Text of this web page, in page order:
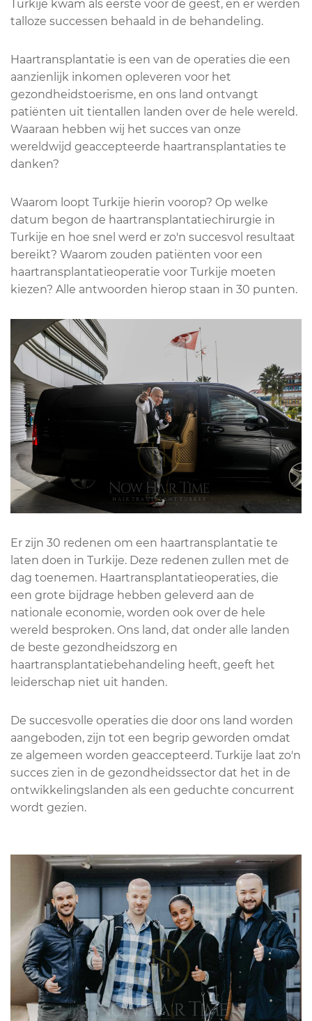
Turkije kwam als eerste voor de geest, en er werden
talloze successen behaald in de behandeling.
Haartransplantatie is een van de operaties die een
aanzienlijk inkomen opleveren voor het
gezondheidstoerisme, en ons land ontvangt
patiënten uit tientallen landen over de hele wereld.
Waaraan hebben wij het succes van onze
wereldwijd geaccepteerde haartransplantaties te
danken?
Waarom loopt Turkije hierin voorop? Op welke
datum begon de haartransplantatiechirurgie in
Turkije en hoe snel werd er zo'n succesvol resultaat
bereikt? Waarom zouden patiënten voor een
haartransplantatieoperatie voor Turkije moeten
kiezen? Alle antwoorden hierop staan in 30 punten.
Er zijn 30 redenen om een haartransplantatie te
laten doen in Turkije. Deze redenen zullen met de
dag toenemen. Haartransplantatieoperaties, die
een grote bijdrage hebben geleverd aan de
nationale economie, worden ook over de hele
wereld besproken. Ons land, dat onder alle landen
de beste gezondheidszorg en
haartransplantatiebehandeling heeft, geeft het
leiderschap niet uit handen.
De succesvolle operaties die door ons land worden
aangeboden, zijn tot een begrip geworden omdat
ze algemeen worden geaccepteerd. Turkije laat zo'n
succes zien in de gezondheidssector dat het in de
ontwikkelingslanden als een geduchte concurrent
wordt gezien.